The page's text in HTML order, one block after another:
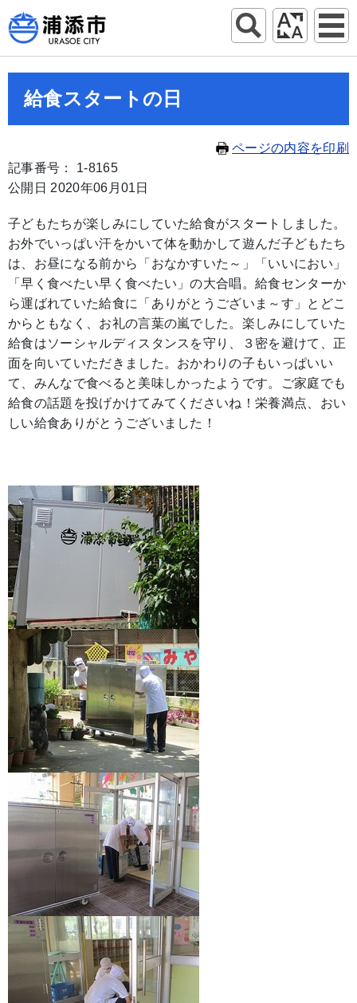
給食スタートの日
ページの内容を印刷
記事番号： 1-8165
公開日 2020年06月01日
子どもたちが楽しみにしていた給食がスタートしました。
お外でいっぱい汗をかいて体を動かして遊んだ子どもたち
は、お昼になる前から「おなかすいた～」「いいにおい」
「早く食べたい早く食べたい」の大合唱。給食センターか
ら運ばれていた給食に「ありがとうございま～す」とどこ
からともなく、お礼の言葉の嵐でした。楽しみにしていた
給食はソーシャルディスタンスを守り、３密を避けて、正
面を向いていただきました。おかわりの子もいっぱいい
て、みんなで食べると美味しかったようです。ご家庭でも
給食の話題を投げかけてみてくださいね！栄養満点、おい
しい給食ありがとうございました！